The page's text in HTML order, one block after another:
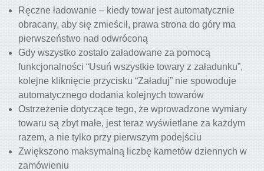
Ręczne ładowanie – kiedy towar jest automatycznie
obracany, aby się zmieścił, prawa strona do góry ma
pierwszeństwo nad odwróconą
Gdy wszystko zostało załadowane za pomocą
funkcjonalności “Usuń wszystkie towary z załadunku”,
kolejne kliknięcie przycisku “Załaduj” nie spowoduje
automatycznego dodania kolejnych towarów
Ostrzeżenie dotyczące tego, że wprowadzone wymiary
towaru są zbyt małe, jest teraz wyświetlane za każdym
razem, a nie tylko przy pierwszym podejściu
Zwiększono maksymalną liczbę karnetów dziennych w
zamówieniu